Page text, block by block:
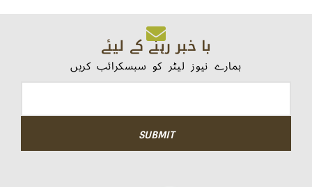
با خبر رہنے کے لیئے
ہمارے نیوز لیٹر کو سبسکرائب کریں